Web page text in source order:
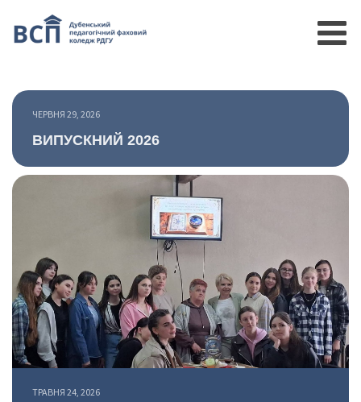
ЧЕРВНЯ 29, 2026
ВИПУСКНИЙ 2026
ТРАВНЯ 24, 2026